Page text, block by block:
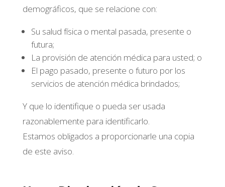
demográficos, que se relacione con:
Su salud física o mental pasada, presente o
futura;
La provisión de atención médica para usted; o
El pago pasado, presente o futuro por los
servicios de atención médica brindados;
Y que lo identifique o pueda ser usada
razonablemente para identificarlo.
Estamos obligados a proporcionarle una copia
de este aviso.